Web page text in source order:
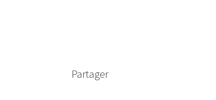
Partager